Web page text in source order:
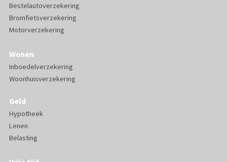
Bestelautoverzekering
Bromfietsverzekering
Motorverzekering
Wonen
Inboedelverzekering
Woonhuisverzekering
Geld
Hypotheek
Lenen
Belasting